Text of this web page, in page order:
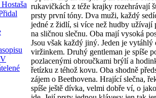
rukavičkách z téže krajky rozehrávají
prsty první tóny. Dva muži, každý
jedné z židlí, si více než hudby užívají
na sličnou slečnu. Oba mají vysoká
Jsou však každý jiný. Jeden je vytáhlý
viržinkem. Druhý gentleman je spíše
pozlacenými obroučkami brýlí a
řetízku z téhož kovu. Oba shodně
zájem o Beethovena. Hrající slečna,
spíše ještě dívka, velmi dobře ví, o